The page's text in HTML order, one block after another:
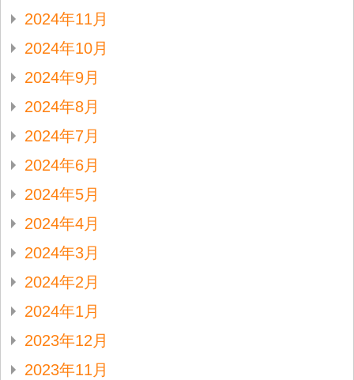
2024年11月
2024年10月
2024年9月
2024年8月
2024年7月
2024年6月
2024年5月
2024年4月
2024年3月
2024年2月
2024年1月
2023年12月
2023年11月